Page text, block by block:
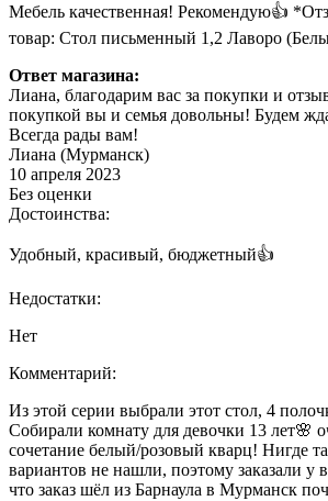
Мебель качественная! Рекомендую👍
товар: Стол письменный 1,2 Лаворо
Ответ магазина:
Лиана, благодарим вас за покупки и
покупкой вы и семья довольны! Будем
Всегда рады вам!
Лиана (Мурманск)
10 апреля 2023
Без оценки
Достоинства:
Удобный, красивый, бюджетный👍
Недостатки:
Нет
Комментарий:
Из этой серии выбрали этот стол, 4
Собирали комнату для девочки 13 лет🌸
сочетание белый/розовый кварц! Нигде
вариантов не нашли, поэтому заказали у
что заказ шёл из Барнаула в Мурманск